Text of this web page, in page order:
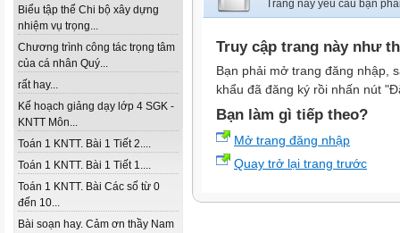
Biểu tập thể Chi bộ xây dựng
nhiệm vụ trọng...
Chương trình công tác trọng tâm
của cá nhân Quý...
rất hay...
Kế hoạch giảng dạy lớp 4 SGK -
KNTT Môn...
Toán 1 KNTT. Bài 1 Tiết 2....
Toán 1 KNTT. Bài 1 Tiết 1....
Toán 1 KNTT. Bài Các số từ 0
đến 10...
Bài soạn hay. Cảm ơn thầy Nam
Trang này yêu cầu bạn
Truy cập trang này như
Bạn phải mở trang đăng nhập,
khẩu đã đăng ký rồi nhấn nút
Bạn làm gì tiếp theo?
Mở trang đăng nhập
Quay trở lại trang trước